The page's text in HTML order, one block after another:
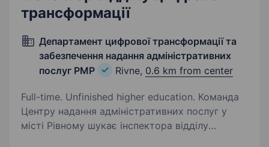
трансформації
Департамент цифрової трансформації та
забезпечення надання адміністративних
послуг РМР
Rivne, 0.6 km from center
Full-time. Unfinished higher education. Команда
Центру надання адміністративних послуг у
місті Рівному шукає інспектора відділу